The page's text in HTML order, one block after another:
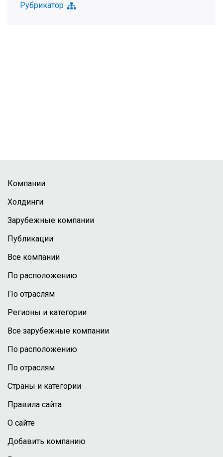
Рубрикатор
Компании
Холдинги
Зарубежные компании
Публикации
Все компании
По расположению
По отраслям
Регионы и категории
Все зарубежные компании
По расположению
По отраслям
Страны и категории
Правила сайта
О сайте
Добавить компанию